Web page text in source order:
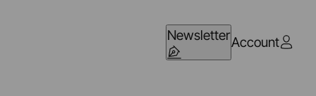
NewsletterAccount